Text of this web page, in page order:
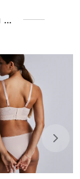
…